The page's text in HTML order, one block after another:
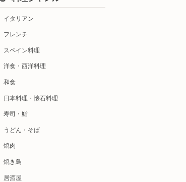
イタリアン
フレンチ
スペイン料理
洋食・西洋料理
和食
日本料理・懐石料理
寿司・鮨
うどん・そば
焼肉
焼き鳥
居酒屋